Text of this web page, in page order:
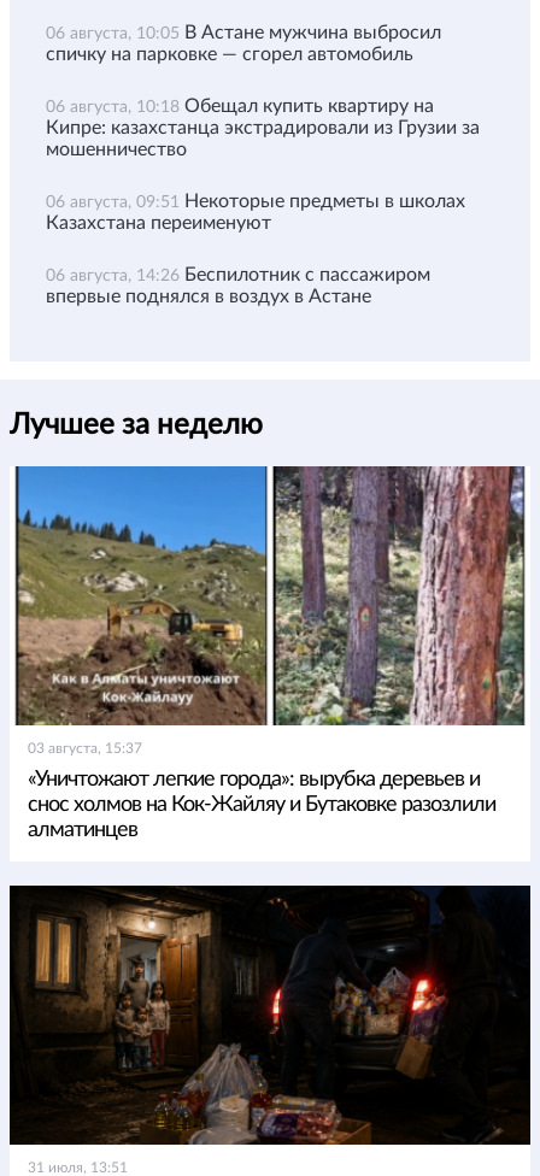
06 августа, 10:05 В Астане мужчина выбросил
спичку на парковке — сгорел автомобиль
06 августа, 10:18 Обещал купить квартиру на
Кипре: казахстанца экстрадировали из Грузии за
мошенничество
06 августа, 09:51 Некоторые предметы в школах
Казахстана переименуют
06 августа, 14:26 Беспилотник с пассажиром
впервые поднялся в воздух в Астане
Лучшее за неделю
03 августа, 15:37
«Уничтожают легкие города»: вырубка деревьев и
снос холмов на Кок-Жайляу и Бутаковке разозлили
алматинцев
31 июля, 13:51